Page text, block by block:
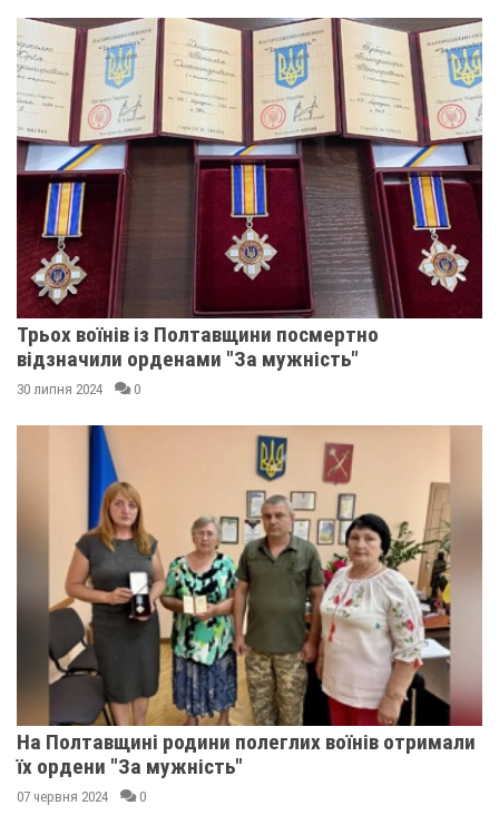
Трьох воїнів із Полтавщини посмертно
відзначили орденами "За мужність"
30 липня 2024 0
На Полтавщині родини полеглих воїнів отримали
їх ордени "За мужність"
07 червня 2024 0